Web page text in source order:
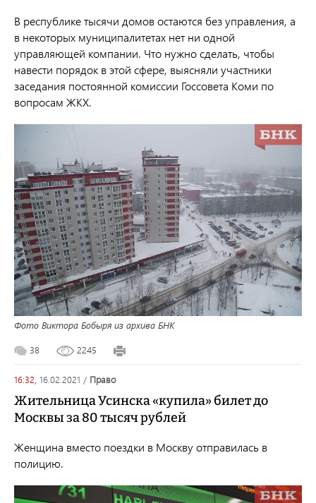
В республике тысячи домов остаются без управления, а
в некоторых муниципалитетах нет ни одной
управляющей компании. Что нужно сделать, чтобы
навести порядок в этой сфере, выясняли участники
заседания постоянной комиссии Госсовета Коми по
вопросам ЖКХ.
Фото Виктора Бобыря из архива БНК
38 2245
16:32, 16.02.2021 / право
Жительница Усинска «купила» билет до
Москвы за 80 тысяч рублей
Женщина вместо поездки в Москву отправилась в
полицию.